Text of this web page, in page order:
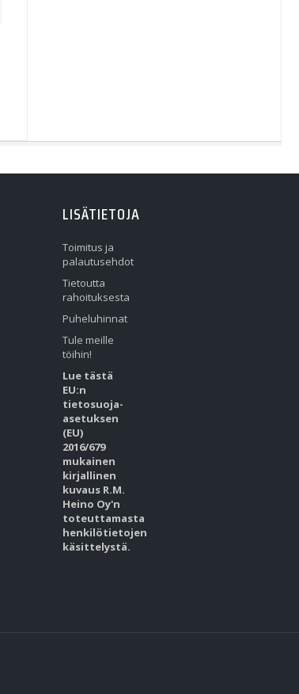
LISÄTIETOJA
Toimitus ja
palautusehdot
Tietoutta
rahoituksesta
Puheluhinnat
Tule meille
töihin!
Lue tästä
EU:n
tietosuoja-
asetuksen
(EU)
2016/679
mukainen
kirjallinen
kuvaus R.M.
Heino Oy'n
toteuttamasta
henkilötietojen
käsittelystä.